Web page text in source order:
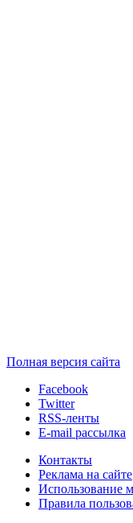
Полная версия сайта
Facebook
Twitter
RSS-ленты
E-mail рассылка
Контакты
Реклама на сайте
Использование
Правила